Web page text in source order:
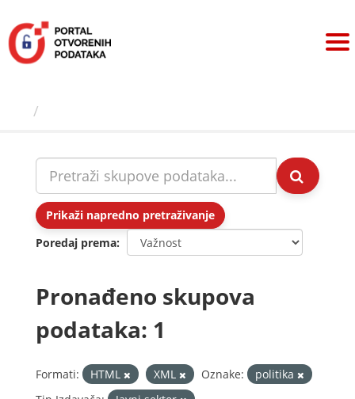
sadržaj
Prikaži napredno pretraživanje
Poredaj prema
Pronađeno skupova
podataka: 1
Formati: HTML XML Oznake:
politika